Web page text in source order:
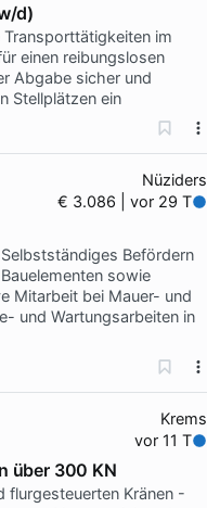
d)
im
einen reibungslosen
Abgabe sicher und
Stellplätzen ein
Nüziders
€ 3.086 | vor 29 T
Befördern
sowie
Mitarbeit bei Mauer- und
und Wartungsarbeiten in
Krems
vor 11 T
über 300 KN
flurgesteuerten Kränen -